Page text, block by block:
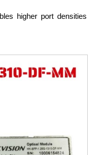
higher port densities